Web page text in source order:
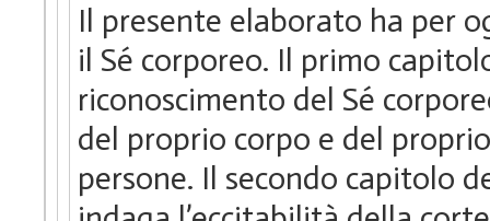
Il presente elaborato ha per
il Sé corporeo. Il primo
riconoscimento del Sé
del proprio corpo e del
persone. Il secondo capitolo